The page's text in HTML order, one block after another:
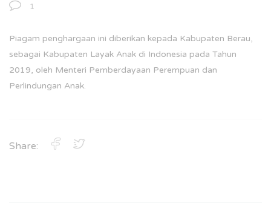
1
Piagam penghargaan ini diberikan kepada Kabupaten Berau,
sebagai Kabupaten Layak Anak di Indonesia pada Tahun
2019, oleh Menteri Pemberdayaan Perempuan dan
Perlindungan Anak.
Share: